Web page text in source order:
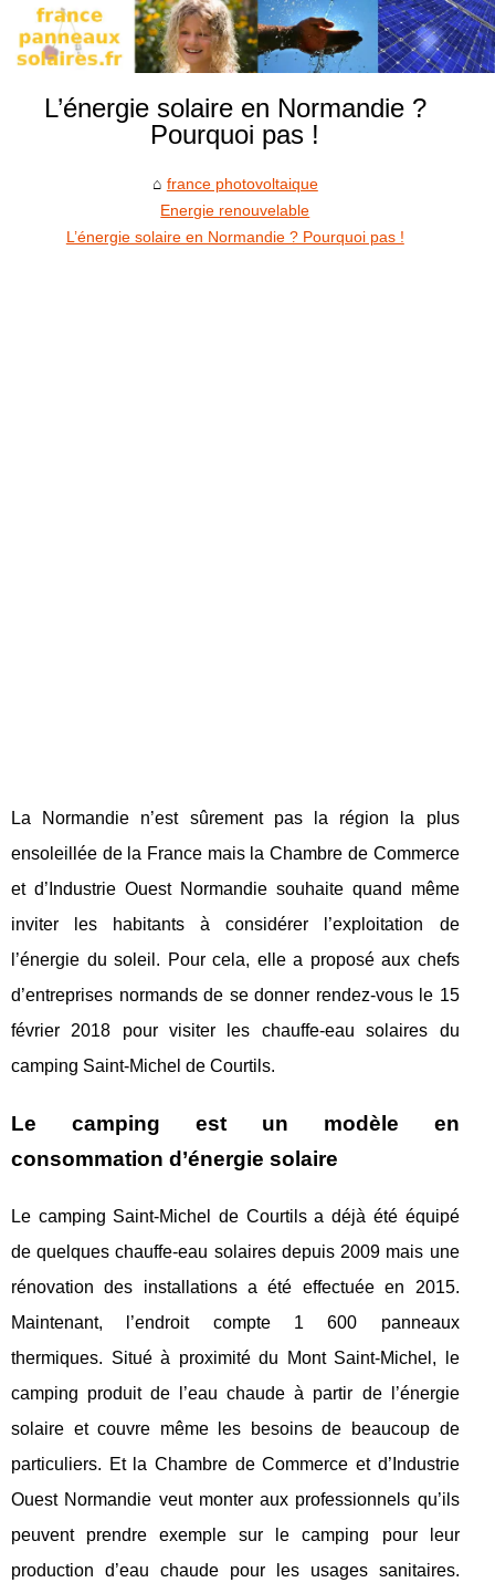
L’énergie solaire en Normandie ?
Pourquoi pas !
france photovoltaique
Energie renouvelable
L’énergie solaire en Normandie ? Pourquoi pas !
La Normandie n’est sûrement pas la région la plus
ensoleillée de la France mais la Chambre de Commerce
et d’Industrie Ouest Normandie souhaite quand même
inviter les habitants à considérer l’exploitation de
l’énergie du soleil. Pour cela, elle a proposé aux chefs
d’entreprises normands de se donner rendez-vous le 15
février 2018 pour visiter les chauffe-eau solaires du
camping Saint-Michel de Courtils.
Le camping est un modèle en
consommation d’énergie solaire
Le camping Saint-Michel de Courtils a déjà été équipé
de quelques chauffe-eau solaires depuis 2009 mais une
rénovation des installations a été effectuée en 2015.
Maintenant, l’endroit compte 1 600 panneaux
thermiques. Situé à proximité du Mont Saint-Michel, le
camping produit de l’eau chaude à partir de l’énergie
solaire et couvre même les besoins de beaucoup de
particuliers. Et la Chambre de Commerce et d’Industrie
Ouest Normandie veut monter aux professionnels qu’ils
peuvent prendre exemple sur le camping pour leur
production d’eau chaude pour les usages sanitaires.